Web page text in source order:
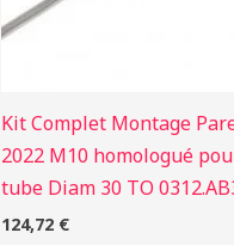
Kit Complet Montage
2022 M10 homologué
tube Diam 30 TO
124,72 €